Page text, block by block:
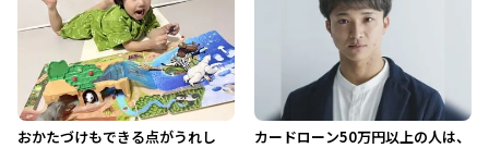
おかたづけもできる点がうれし
カードローン50万円以上の人は、